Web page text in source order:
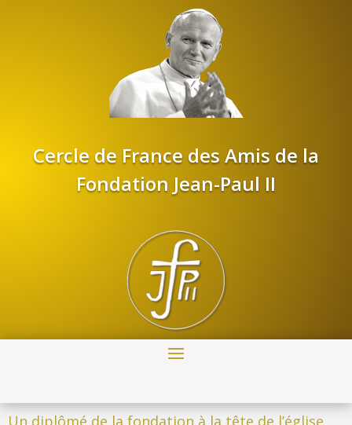
Cercle de France des Amis de la
Fondation Jean-Paul II
Un diplômé de la fondation à la tête de l’église